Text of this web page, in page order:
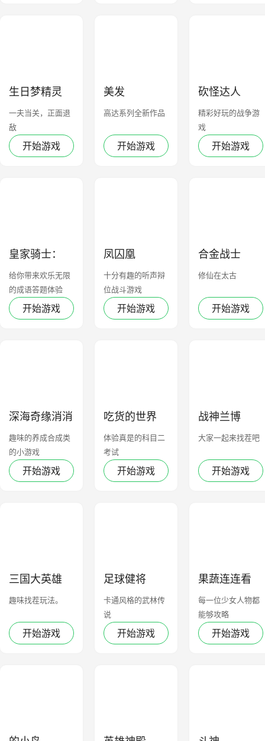
生日梦精灵
一夫当关，正面退
敌
开始游戏
美发
高达系列全新作品
开始游戏
砍怪达人
精彩好玩的战争游
戏
开始游戏
皇家骑士：
300自走棋
给你带来欢乐无限
的成语答题体验
开始游戏
凤囚凰
十分有趣的听声辩
位战斗游戏
开始游戏
合金战士
修仙在太古
开始游戏
深海奇缘消消
乐
趣味的养成合成类
的小游戏
开始游戏
吃货的世界
体验真是的科目二
考试
开始游戏
战神兰博
大家一起来找茬吧
开始游戏
三国大英雄
趣味找茬玩法。
开始游戏
足球健将
卡通风格的武林传
说
开始游戏
果蔬连连看
2144
每一位少女人物都
能够攻略
开始游戏